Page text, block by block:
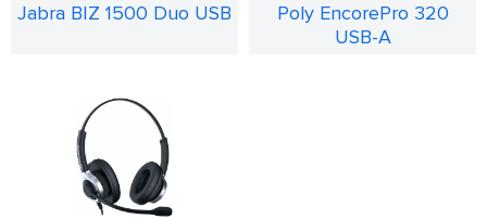
Jabra BIZ 1500 Duo USB
Poly EncorePro 320
USB-A